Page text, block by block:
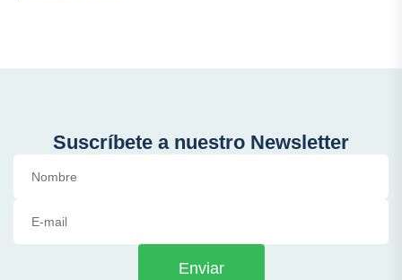
Suscríbete a nuestro Newsletter
Enviar